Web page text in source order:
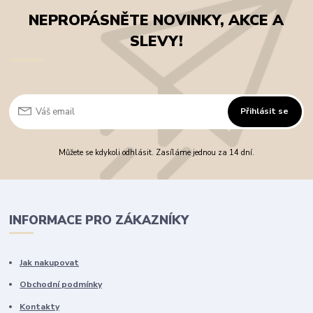
NEPROPÁSNĚTE NOVINKY, AKCE A
SLEVY!
Přihlásit se
Můžete se kdykoli odhlásit. Zasíláme jednou za 14 dní.
INFORMACE PRO ZÁKAZNÍKY
Jak nakupovat
Obchodní podmínky
Kontakty